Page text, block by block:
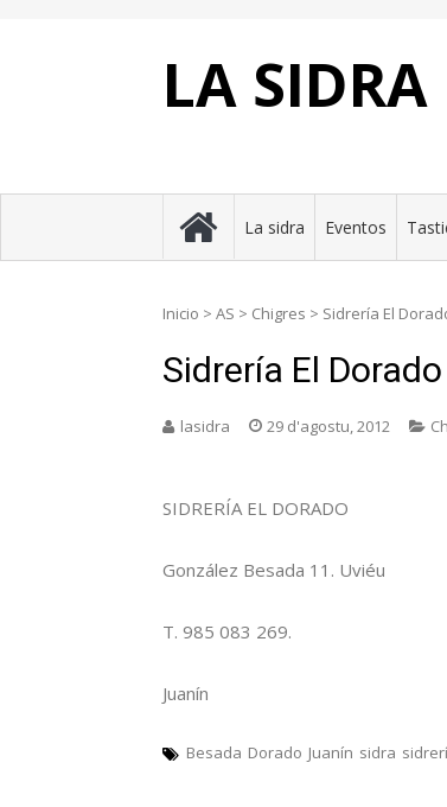
LA SIDRA
La sidra Eventos
Inicio > AS > Chigres > Sidrería El
Sidrería El Dorado
lasidra 29 d'agostu, 2012
SIDRERÍA EL DORADO
González Besada 11. Uviéu
T. 985 083 269.
Juanín
Besada Dorado Juanín sidra